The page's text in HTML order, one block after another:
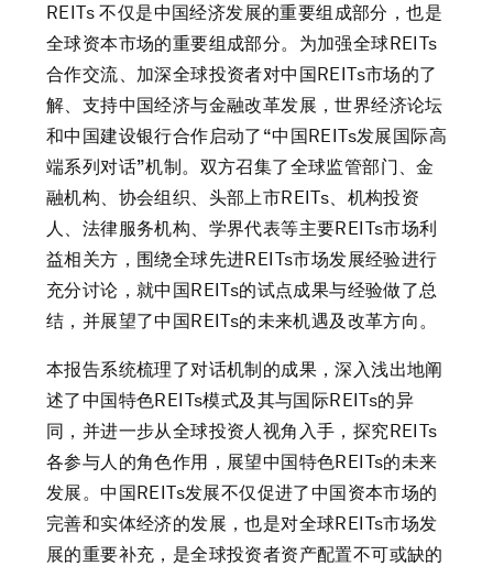
REITs 不仅是中国经济发展的重要组成部分，也是
全球资本市场的重要组成部分。为加强全球REITs
合作交流、加深全球投资者对中国REITs市场的了
解、支持中国经济与金融改革发展，世界经济论坛
和中国建设银行合作启动了“中国REITs发展国际高
端系列对话”机制。双方召集了全球监管部门、金
融机构、协会组织、头部上市REITs、机构投资
人、法律服务机构、学界代表等主要REITs市场利
益相关方，围绕全球先进REITs市场发展经验进行
充分讨论，就中国REITs的试点成果与经验做了总
结，并展望了中国REITs的未来机遇及改革方向。
本报告系统梳理了对话机制的成果，深入浅出地阐
述了中国特色REITs模式及其与国际REITs的异
同，并进一步从全球投资人视角入手，探究REITs
各参与人的角色作用，展望中国特色REITs的未来
发展。中国REITs发展不仅促进了中国资本市场的
完善和实体经济的发展，也是对全球REITs市场发
展的重要补充，是全球投资者资产配置不可或缺的